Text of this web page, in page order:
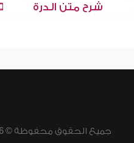
شرح متن الدرة
جميع الحقوق محفوظة © 2026 - 1998 لشبكة إسلام ويب